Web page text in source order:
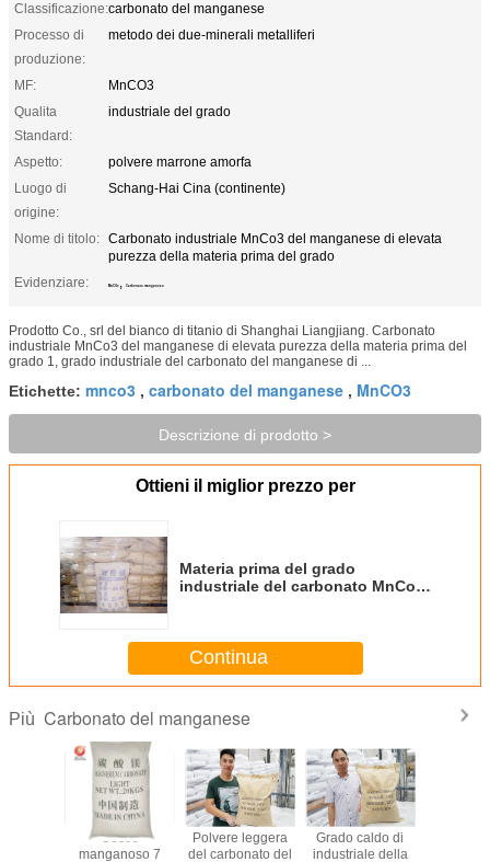
Classificazione:carbonato del manganese
Processo di
produzione:
metodo dei due-minerali metalliferi
MF:
MnCO3
Qualita
Standard:
industriale del grado
Aspetto:
polvere marrone amorfa
Luogo di
origine:
Schang-Hai Cina (continente)
Nome di titolo: Carbonato industriale MnCo3 del manganese di elevata
purezza della materia prima del grado
Evidenziare:
MnCO3 , Carbonato manganoso
Prodotto Co., srl del bianco di titanio di Shanghai Liangjiang. Carbonato
industriale MnCo3 del manganese di elevata purezza della materia prima del
grado 1, grado industriale del carbonato del manganese di ...
Etichette: mnco3 , carbonato del manganese , MnCO3
Descrizione di prodotto >
Ottieni il miglior prezzo per
Materia prima del grado
industriale del carbonato MnCo3
Continua
Più Carbonato del manganese
Gesso
manganoso 7
Polvere leggera
del carbonato del
Grado caldo di
industriale della